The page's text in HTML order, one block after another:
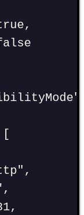
,
"
" ,
,
,